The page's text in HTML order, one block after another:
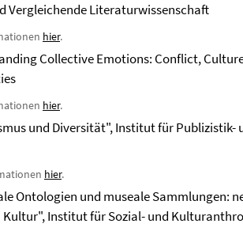
Vergleichende Literaturwissenschaft
hier.
Collective Emotions: Conflict,
hier.
und Diversität", Institut für Publizistik-
hier.
Ontologien und museale Sammlungen:
Institut für Sozial- und